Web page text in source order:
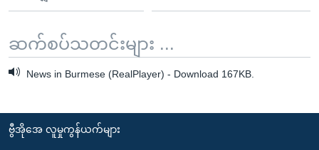
ဆက်စပ်သတင်းများ ...
News in Burmese (RealPlayer) - Download 167KB.
ဗွီအိုအေ လူမှုကွန်ယက်များ